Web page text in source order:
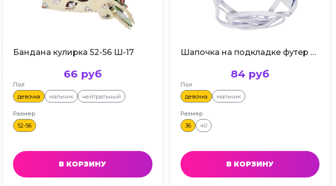
Бандана кулирка 52-56 Ш-17
66 руб
Пол
девочка
мальчик нейтральный
Размер
52-56
В КОРЗИНУ
Шапочка на подкладке футер 36 40 Ш-20
84 руб
Пол
девочка
мальчик
Размер
36
40
В КОРЗИНУ